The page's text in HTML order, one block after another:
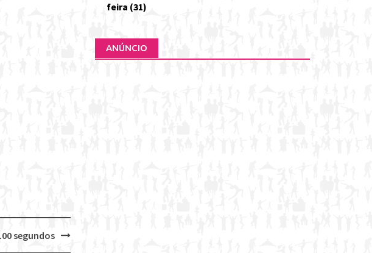
segundos
feira (31)
ANÚNCIO